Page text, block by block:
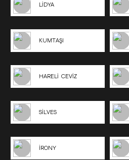
LİDYA
KUMTAŞI
HARELİ CEVİZ
SİLVES
İRONY